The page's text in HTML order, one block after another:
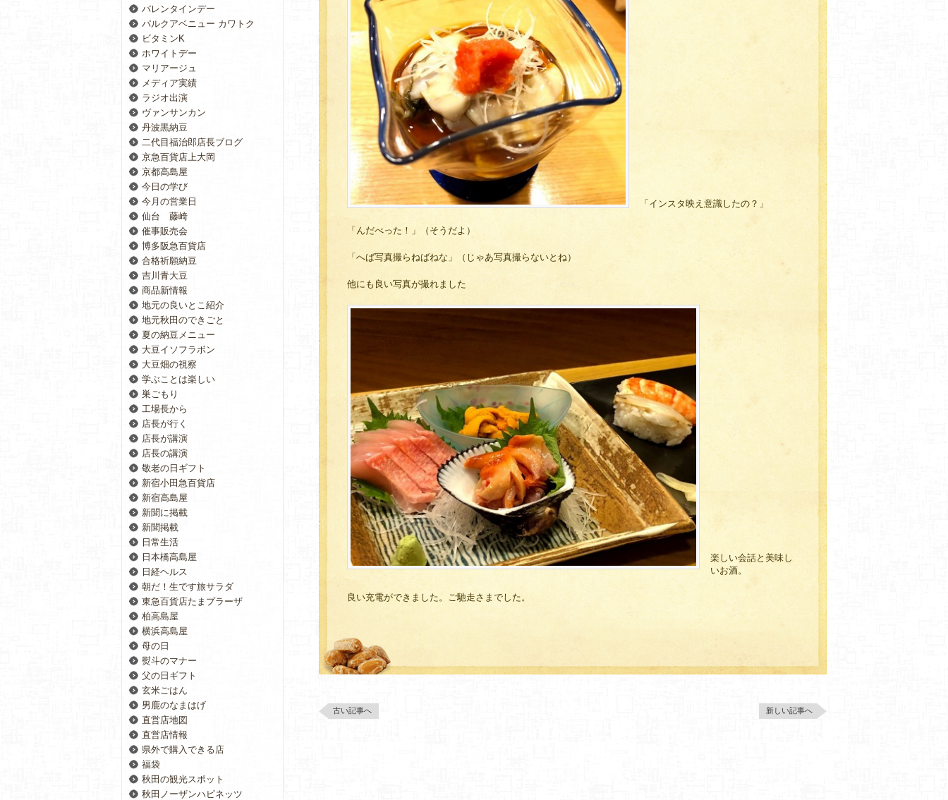
「インスタ映え意識したの？」
「んだべった！」（そうだよ）
「へば写真撮らねばねな」（じゃあ写真撮らないとね）
他にも良い写真が撮れました
楽しい会話と美味し
いお酒。
良い充電ができました。ご馳走さまでした。
古い記事へ 新しい記事へ
バレンタインデー
パルクアベニュー カワトク
ビタミンK
ホワイトデー
マリアージュ
メディア実績
ラジオ出演
ヴァンサンカン
丹波黒納豆
二代目福治郎店長ブログ
京急百貨店上大岡
京都高島屋
今日の学び
今月の営業日
仙台 藤崎
催事販売会
博多阪急百貨店
合格祈願納豆
吉川青大豆
商品新情報
地元の良いとこ紹介
地元秋田のできごと
夏の納豆メニュー
大豆イソフラボン
大豆畑の視察
学ぶことは楽しい
巣ごもり
工場長から
店長が行く
店長が講演
店長の講演
敬老の日ギフト
新宿小田急百貨店
新宿高島屋
新聞に掲載
新聞掲載
日常生活
日本橋高島屋
日経ヘルス
朝だ！生です旅サラダ
東急百貨店たまプラーザ
柏高島屋
横浜高島屋
母の日
熨斗のマナー
父の日ギフト
玄米ごはん
男鹿のなまはげ
直営店地図
直営店情報
県外で購入できる店
福袋
秋田の観光スポット
秋田ノーザンハピネッツ